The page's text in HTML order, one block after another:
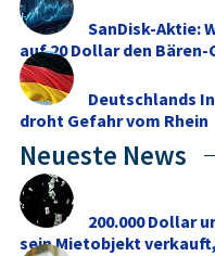
SanDisk-Aktie:
auf 20 Dollar den
Deutschlands
droht Gefahr vom Rhein
Neueste News
200.000 Dollar
sein Mietobjekt